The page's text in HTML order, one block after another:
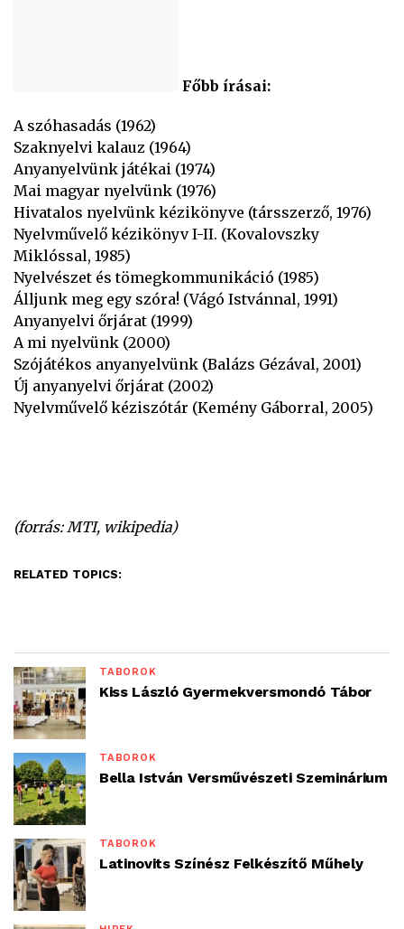
Főbb írásai:
A szóhasadás (1962)
Szaknyelvi kalauz (1964)
Anyanyelvünk játékai (1974)
Mai magyar nyelvünk (1976)
Hivatalos nyelvünk kézikönyve (társszerző, 1976)
Nyelvművelő kézikönyv I-II. (Kovalovszky
Miklóssal, 1985)
Nyelvészet és tömegkommunikáció (1985)
Álljunk meg egy szóra! (Vágó Istvánnal, 1991)
Anyanyelvi őrjárat (1999)
A mi nyelvünk (2000)
Szójátékos anyanyelvünk (Balázs Gézával, 2001)
Új anyanyelvi őrjárat (2002)
Nyelvművelő kéziszótár (Kemény Gáborral, 2005)
(forrás: MTI, wikipedia)
RELATED TOPICS:
TÁBOROK
Kiss László Gyermekversmondó Tábor
TÁBOROK
Bella István Versművészeti Szeminárium
TÁBOROK
Latinovits Színész Felkészítő Műhely